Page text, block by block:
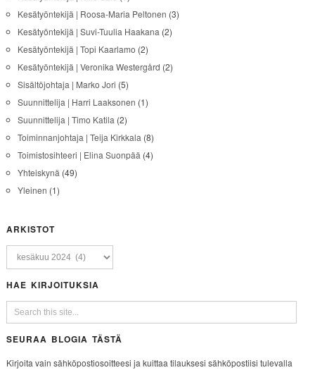
Kesätyöntekijä | Roosa-Maria Peltonen (3)
Kesätyöntekijä | Suvi-Tuulia Haakana (2)
Kesätyöntekijä | Topi Kaarlamo (2)
Kesätyöntekijä | Veronika Westergård (2)
Sisältöjohtaja | Marko Jori (5)
Suunnittelija | Harri Laaksonen (1)
Suunnittelija | Timo Katila (2)
Toiminnanjohtaja | Teija Kirkkala (8)
Toimistosihteeri | Elina Suonpää (4)
Yhteiskynä (49)
Yleinen (1)
ARKISTOT
HAE KIRJOITUKSIA
SEURAA BLOGIA TÄSTÄ
Kirjoita vain sähköpostiosoitteesi ja kuittaa tilauksesi sähköpostiisi tulevalla